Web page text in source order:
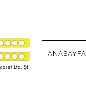
ANASAYFA